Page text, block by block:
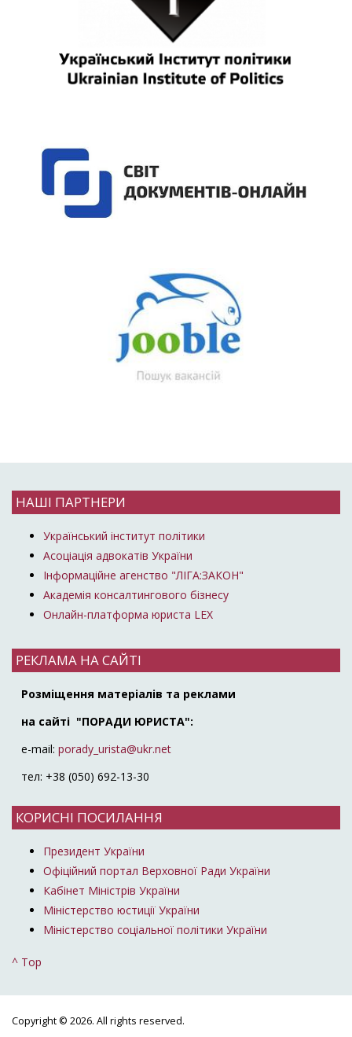
НАШІ ПАРТНЕРИ
Український інститут політики
Асоціація адвокатів України
Інформаційне агенство "ЛІГА:ЗАКОН"
Академія консалтингового бізнесу
Онлайн-платформа юриста LEX
РЕКЛАМА НА САЙТІ
Розміщення матеріалів та реклами
на сайті "ПОРАДИ ЮРИСТА":
e-mail: porady_urista@ukr.net
тел: +38 (050) 692-13-30
КОРИСНІ ПОСИЛАННЯ
Президент України
Офіційний портал Верховної Ради України
Кабінет Міністрів України
Міністерство юстиції України
Міністерство соціальної політики України
^ Top
Copyright © 2026. All rights reserved.